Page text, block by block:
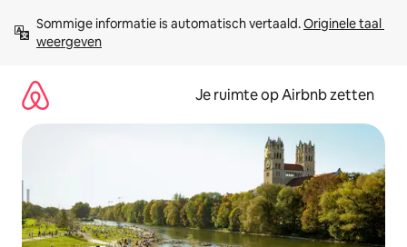
direct
naar
Sommige informatie is automatisch vertaald. Originele taal
weergeven
Je ruimte op Airbnb zetten